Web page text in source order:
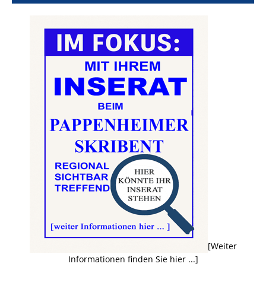
[Weiter
Informationen finden Sie hier ...]